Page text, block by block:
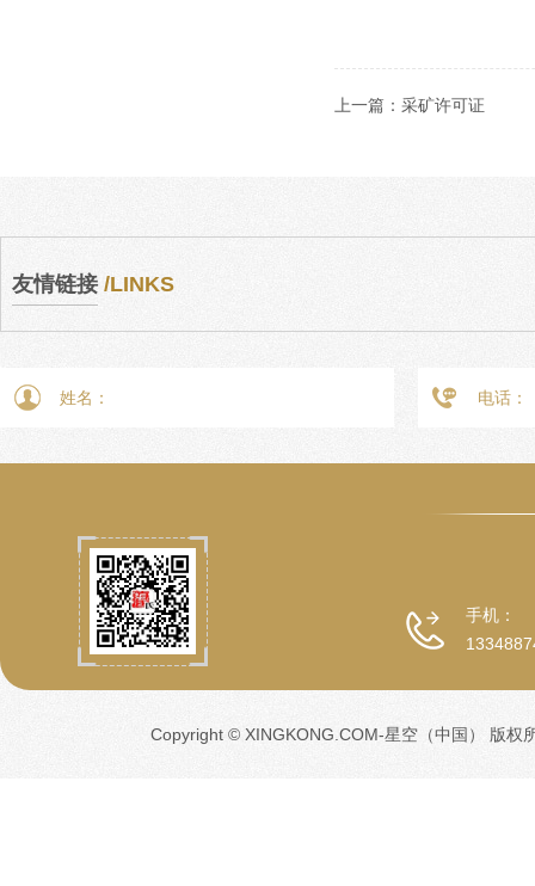
上一篇： 采矿许可证
友情链接 /LINKS
手机：
Copyright © XINGKONG.COM-星空（中国） 版权